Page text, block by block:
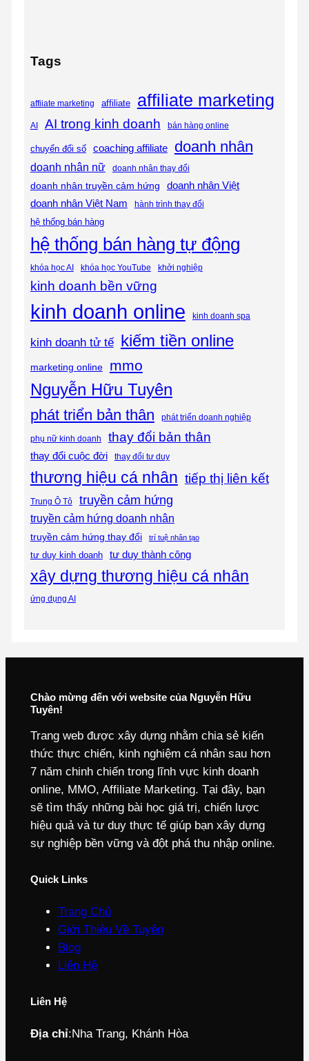
Tags
affiiate marketing affiliate affiliate marketing
AI AI trong kinh doanh bán hàng online
chuyển đổi số coaching affiliate doanh nhân
doanh nhân nữ doanh nhân thay đổi
doanh nhân truyền cảm hứng
doanh nhân Việt
doanh nhân Việt Nam
hành trình thay đổi
hệ thống bán hàng
hệ thống bán hàng tự động
khóa học AI khóa học YouTube khởi nghiệp
kinh doanh bền vững
kinh doanh online kinh doanh spa
kinh doanh tử tế kiếm tiền online
marketing online mmo
Nguyễn Hữu Tuyên
phát triển bản thân phát triển doanh nghiệp
phụ nữ kinh doanh thay đổi bản thân
thay đổi cuộc đời thay đổi tư duy
thương hiệu cá nhân tiếp thị liên kết
Trung Ô Tô truyền cảm hứng
truyền cảm hứng doanh nhân
truyền cảm hứng thay đổi trí tuệ nhân tạo
tư duy kinh doanh tư duy thành công
xây dựng thương hiệu cá nhân
ứng dụng AI
Chào mừng đến với website của Nguyễn Hữu
Tuyên!
Trang web được xây dựng nhằm chia sẻ kiến
thức thực chiến, kinh nghiệm cá nhân sau hơn
7 năm chinh chiến trong lĩnh vực kinh doanh
online, MMO, Affiliate Marketing. Tại đây, bạn
sẽ tìm thấy những bài học giá trị, chiến lược
hiệu quả và tư duy thực tế giúp bạn xây dựng
sự nghiệp bền vững và đột phá thu nhập online.
Quick Links
Trang Chủ
Giới Thiệu Về Tuyên
Blog
Liên Hệ
Liên Hệ
Địa chỉ:Nha Trang, Khánh Hòa